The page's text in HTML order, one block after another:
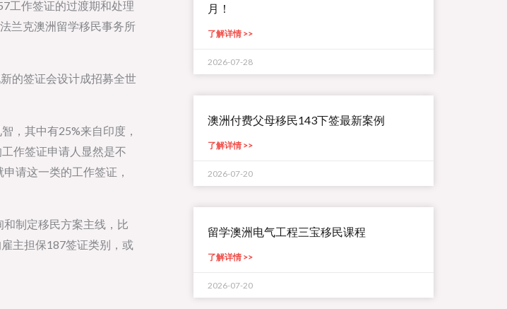
工作签证的过渡期和处理
兰克澳洲留学移民事务所
的签证会设计成招募全世
，其中有25%来自印度，
作签证申请人显然是不
请这一类的工作签证，
制定移民方案主线，比
主担保187签证类别，或
月！
了解详情 >>
2026-07-28
澳洲付费父母移民143下签最新案例
了解详情 >>
2026-07-20
留学澳洲电气工程三宝移民课程
了解详情 >>
2026-07-20